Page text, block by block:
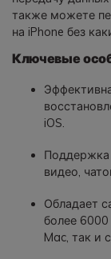
также можете
на iPhone без
Ключевые
iOS.
Поддержка
видео,
Обладает
более
Mac, так и